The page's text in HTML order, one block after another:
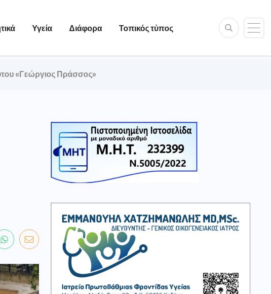
Υγεία Διάφορα Τοπικός τύπος
«Γεώργιος Πράσσος»